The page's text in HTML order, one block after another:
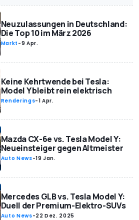
Neuzulassungen in Deutschland:
Die Top 10 im März 2026
Markt -9 Apr.
Keine Kehrtwende bei Tesla:
Model Y bleibt rein elektrisch
Renderings-1 Apr.
Mazda CX-6e vs. Tesla Model Y:
Neueinsteiger gegen Altmeister
Auto News-19 Jan.
Mercedes GLB vs. Tesla Model Y:
Duell der Premium-Elektro-SUVs
Auto News-22 Dez. 2025